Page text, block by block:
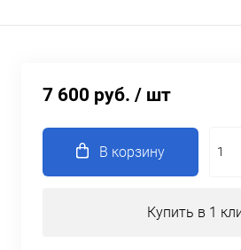
7 600 руб. / шт
В корзину
Купить в 1